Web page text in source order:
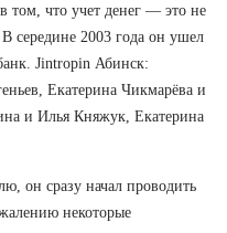
том, что учет денег — это не
середине 2003 года он ушел
Jintropin Абинск:
Екатерина Чикмарёва и
и Илья Княжук, Екатерина
он сразу начал проводить
некоторые